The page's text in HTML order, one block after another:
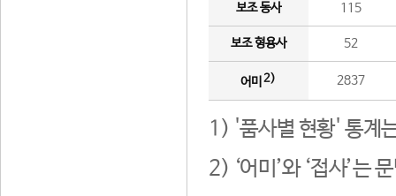
보조 동사 115
보조 형용사 52
어미 2) 2837
1) '품사별 현황' 통계
2) ‘어미’와 ‘접사’는